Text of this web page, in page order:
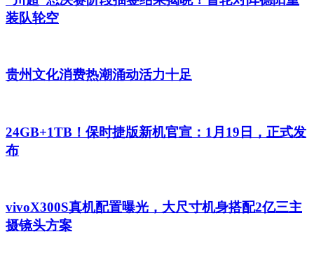
装队轮空
贵州文化消费热潮涌动活力十足
24GB+1TB！保时捷版新机官宣：1月19日，正式发
布
vivoX300S真机配置曝光，大尺寸机身搭配2亿三主
摄镜头方案